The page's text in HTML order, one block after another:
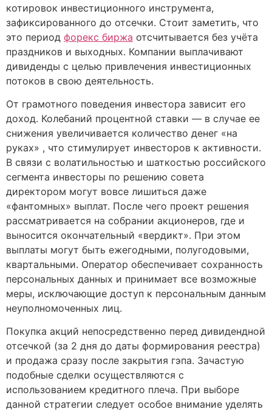
котировок инвестиционного инструмента,
зафиксированного до отсечки. Стоит заметить, что
это период форекс биржа отсчитывается без учёта
праздников и выходных. Компании выплачивают
дивиденды с целью привлечения инвестиционных
потоков в свою деятельность.
От грамотного поведения инвестора зависит его
доход. Колебаний процентной ставки — в случае ее
снижения увеличивается количество денег «на
руках» , что стимулирует инвесторов к активности.
В связи с волатильностью и шаткостью российского
сегмента инвесторы по решению совета
директором могут вовсе лишиться даже
«фантомных» выплат. После чего проект решения
рассматривается на собрании акционеров, где и
выносится окончательный «вердикт». При этом
выплаты могут быть ежегодными, полугодовыми,
квартальными. Оператор обеспечивает сохранность
персональных данных и принимает все возможные
меры, исключающие доступ к персональным данным
неуполномоченных лиц.
Покупка акций непосредственно перед дивидендной
отсечкой (за 2 дня до даты формирования реестра)
и продажа сразу после закрытия гэпа. Зачастую
подобные сделки осуществляются с
использованием кредитного плеча. При выборе
данной стратегии следует особое внимание уделять